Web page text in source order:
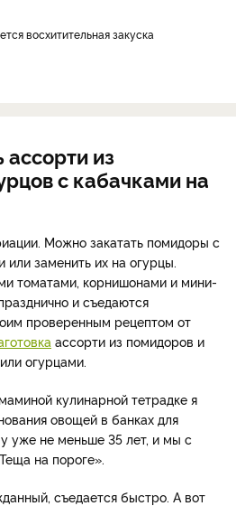
восхитительная закуска
из
с кабачками на
Можно закатать помидоры с
заменить их на огурцы.
томатами, корнишонами и мини-
и съедаются
проверенным рецептом от
ассорти из помидоров и
огурцами.
кулинарной тетрадке я
овощей в банках для
уже не меньше 35 лет, и мы с
на пороге».
съедается быстро. А вот